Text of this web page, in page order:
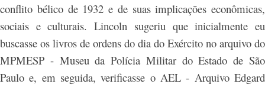
conflito bélico de 1932 e de suas implicações econômicas,
sociais e culturais. Lincoln sugeriu que inicialmente eu
buscasse os livros de ordens do dia do Exército no arquivo do
MPMESP - Museu da Polícia Militar do Estado de São
Paulo e, em seguida, verificasse o AEL - Arquivo Edgard